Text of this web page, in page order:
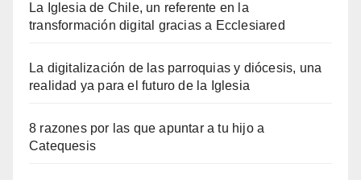
La Iglesia de Chile, un referente en la
transformación digital gracias a Ecclesiared
La digitalización de las parroquias y diócesis, una
realidad ya para el futuro de la Iglesia
8 razones por las que apuntar a tu hijo a
Catequesis